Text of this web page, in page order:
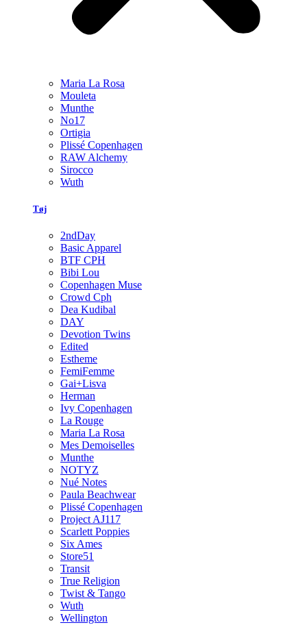
Maria La Rosa
Mouleta
Munthe
No17
Ortigia
Plissé Copenhagen
RAW Alchemy
Sirocco
Wuth
Tøj
2ndDay
Basic Apparel
BTF CPH
Bibi Lou
Copenhagen Muse
Crowd Cph
Dea Kudibal
DAY
Devotion Twins
Edited
Estheme
FemiFemme
Gai+Lisva
Herman
Ivy Copenhagen
La Rouge
Maria La Rosa
Mes Demoiselles
Munthe
NOTYZ
Nué Notes
Paula Beachwear
Plissé Copenhagen
Project AJ117
Scarlett Poppies
Six Ames
Store51
Transit
True Religion
Twist & Tango
Wuth
Wellington